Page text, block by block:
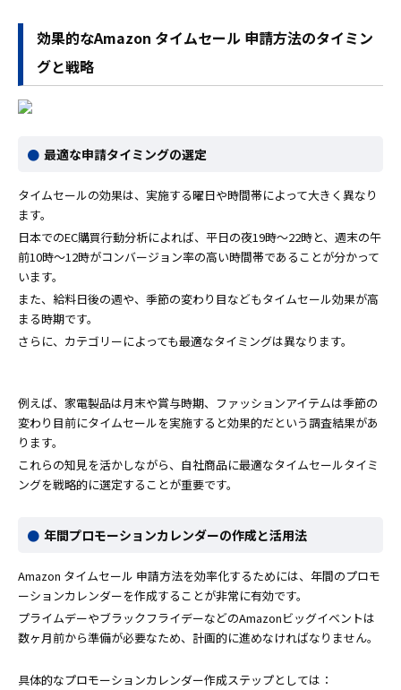
効果的なAmazon タイムセール 申請方法のタイミン
グと戦略
最適な申請タイミングの選定
タイムセールの効果は、実施する曜日や時間帯によって大きく異なり
ます。
日本でのEC購買行動分析によれば、平日の夜19時〜22時と、週末の午
前10時〜12時がコンバージョン率の高い時間帯であることが分かって
います。
また、給料日後の週や、季節の変わり目などもタイムセール効果が高
まる時期です。
さらに、カテゴリーによっても最適なタイミングは異なります。
例えば、家電製品は月末や賞与時期、ファッションアイテムは季節の
変わり目前にタイムセールを実施すると効果的だという調査結果があ
ります。
これらの知見を活かしながら、自社商品に最適なタイムセールタイミ
ングを戦略的に選定することが重要です。
年間プロモーションカレンダーの作成と活用法
Amazon タイムセール 申請方法を効率化するためには、年間のプロモ
ーションカレンダーを作成することが非常に有効です。
プライムデーやブラックフライデーなどのAmazonビッグイベントは
数ヶ月前から準備が必要なため、計画的に進めなければなりません。
具体的なプロモーションカレンダー作成ステップとしては：